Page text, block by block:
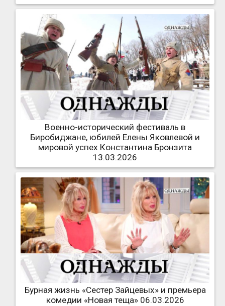
Военно-исторический фестиваль в
Биробиджане, юбилей Елены Яковлевой и
мировой успех Константина Бронзита
13.03.2026
Бурная жизнь «Сестер Зайцевых» и премьера
комедии «Новая теща» 06.03.2026